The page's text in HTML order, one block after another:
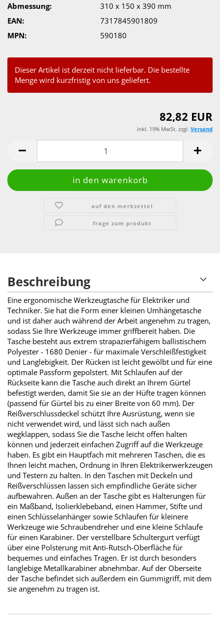
Abmessung:
310 x 150 x 390 mm
EAN:
7317845901809
MPN:
590180
Dieser Artikel ist derzeit nicht lieferbar. Die bestellte
Menge wird kurzfristig von uns geliefert.
82,82 EUR
inkl. 19% MwSt. zzgl. Versand
auf den merkzettel
frage zum produkt
Beschreibung
Eine ergonomische Werkzeugtasche für Elektriker und
Techniker. Sie hat die Form einer kleinen Umhängetasche
und ist daher auch während der Arbeit angenehm zu tragen,
sodass Sie Ihre Werkzeuge immer griffbereit haben. Die
Tasche besteht aus extrem strapazierfähigem ballistischem
Polyester - 1680 Denier - für maximale Verschleißfestigkeit
und Langlebigkeit. Der Rücken ist leicht gewölbt und für eine
optimale Passform gepolstert. Mit Schlaufen auf der
Rückseite kann die Tasche auch direkt an Ihrem Gürtel
befestigt werden, damit Sie sie an der Hüfte tragen können
(passend für Gürtel bis zu einer Breite von 60 mm). Der
Reißverschlussdeckel schützt Ihre Ausrüstung, wenn sie
nicht verwendet wird, und lässt sich nach außen
wegklappen, sodass Sie die Tasche leicht offen halten
können und jederzeit einfachen Zugriff auf die Werkzeuge
haben. Es gibt ein Hauptfach mit mehreren Taschen, die es
Ihnen leicht machen, Ordnung in Ihren Elektrikerwerkzeugen
und Testern zu halten. In den Taschen mit Deckeln und
Reißverschlüssen lassen sich empfindliche Geräte sicher
aufbewahren. Außen an der Tasche gibt es Halterungen für
ein Maßband, Isolierklebeband, einen Hammer, Stifte und
einen Schlüsselanhänger sowie Schlaufen für kleinere
Werkzeuge wie Schraubendreher und eine kleine Schlaufe
für einen Karabiner. Der verstellbare Schultergurt verfügt
über eine Polsterung mit Anti-Rutsch-Oberfläche für
bequemes und einfaches Tragen. Er ist durch besonders
langlebige Metallkarabiner abnehmbar. Auf der Oberseite
der Tasche befindet sich außerdem ein Gummigriff, mit dem
sie angenehm zu tragen ist.